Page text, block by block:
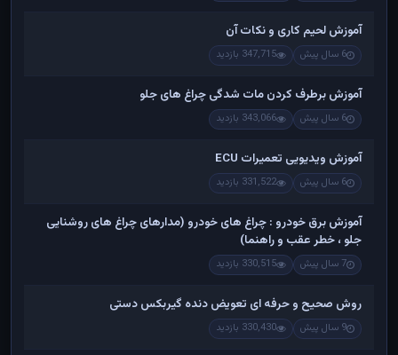
آموزش لحیم کاری و نکات آن
6 سال پیش 347,715 بازدید
آموزش برطرف کردن مات شدگی چراغ های جلو
6 سال پیش 343,066 بازدید
آموزش ویدیویی تعمیرات ECU
6 سال پیش 331,522 بازدید
آموزش برق خودرو : چراغ های خودرو (مدارهای چراغ های روشنایی
جلو ، خطر عقب و راهنما)
7 سال پیش 330,515 بازدید
روش صحیح و حرفه ای تعویض دنده گیربکس دستی
9 سال پیش 330,430 بازدید